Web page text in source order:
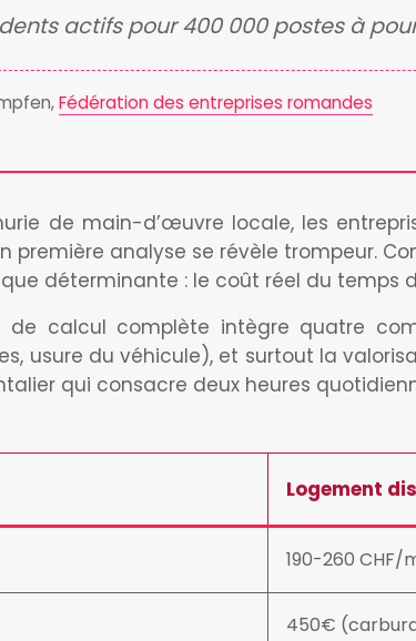
actifs pour 400 000 postes à
Fédération des entreprises romandes
de main-d’œuvre locale, les
première analyse se révèle trompeur.
déterminante : le coût réel du temps
de calcul complète intègre quatre
usure du véhicule), et surtout la
qui consacre deux heures
Logement
190-260 CHF/
450€